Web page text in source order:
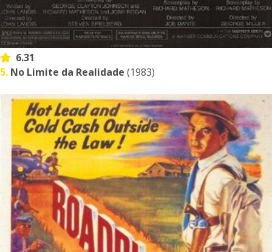
6.31
5. No Limite da Realidade (1983)